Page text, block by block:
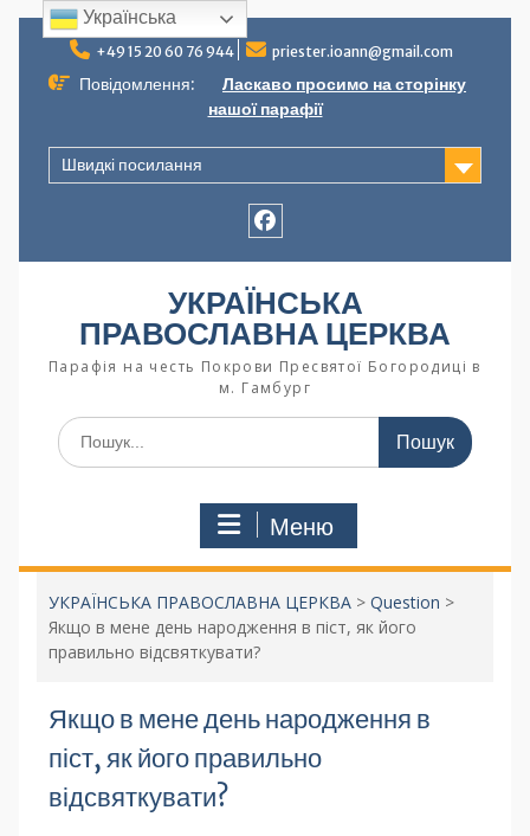
+49 15 20 60 76 944 priester.ioann@gmail.com
Повідомлення:
Ласкаво просимо на сторінку
нашої парафії
Швидкі посилання
УКРАЇНСЬКА
ПРАВОСЛАВНА ЦЕРКВА
Парафія на честь Покрови Пресвятої Богородиці в
м. Гамбург
Меню
УКРАЇНСЬКА ПРАВОСЛАВНА ЦЕРКВА> Question >
Якщо в мене день народження в піст, як його
правильно відсвяткувати?
Якщо в мене день народження в
піст, як його правильно
відсвяткувати?
Українська